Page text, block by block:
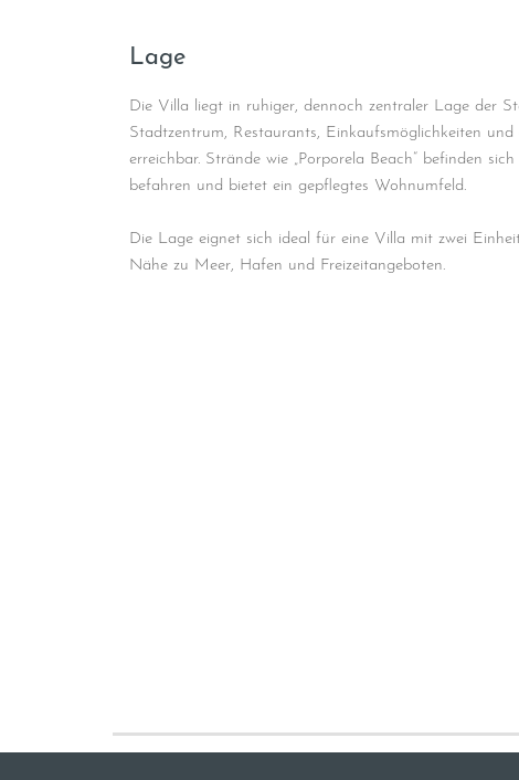
Lage
Die Villa liegt in ruhiger, dennoch zentraler Lage der
Stadtzentrum, Restaurants, Einkaufsmöglichkeiten
erreichbar. Strände wie „Porporela Beach“ befinden
befahren und bietet ein gepflegtes Wohnumfeld.
Die Lage eignet sich ideal für eine Villa mit zwei
Nähe zu Meer, Hafen und Freizeitangeboten.